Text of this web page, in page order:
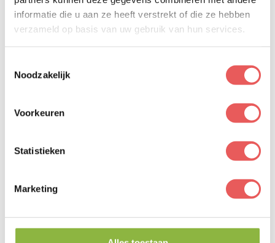
informatie die u aan ze heeft verstrekt of die ze hebben
verzameld op basis van uw gebruik van hun services.
Noodzakelijk
Voorkeuren
Statistieken
Marketing
op willen. En hoe goed dat werkt op afstand met een
Dan vertel ik je met plezier hoe De Leadopvolgers je hierbij
vrijblijvende kennismaking